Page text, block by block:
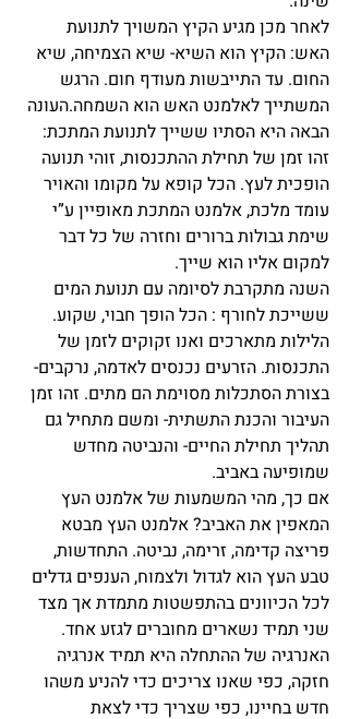
לאחר מכן מגיע הקיץ המשויך לתנועת
האש: הקיץ הוא השיא- שיא הצמיחה, שיא
החום. עד התייבשות מעודף חום. הרגש
המשתייך לאלמנט האש הוא השמחה.העונה
הבאה היא הסתיו ששייך לתנועת המתכת:
זהו זמן של תחילת ההתכנסות, זוהי תנועה
הופכית לעץ. הכל קופא על מקומו והאויר
עומד מלכת, אלמנט המתכת מאופיין ע”י
שימת גבולות ברורים וחזרה של כל דבר
למקום אליו הוא שייך.
השנה מתקרבת לסיומה עם תנועת המים
ששייכת לחורף : הכל הופך חבוי, שקוע.
הלילות מתארכים ואנו זקוקים לזמן של
התכנסות. הזרעים נכנסים לאדמה, נרקבים-
בצורת הסתכלות מסוימת הם מתים. זהו זמן
העיבור והכנת התשתית- ומשם מתחיל גם
תהליך תחילת החיים- והנביטה מחדש
שמופיעה באביב.
אם כך, מהי המשמעות של אלמנט העץ
המאפין את האביב? אלמנט העץ מבטא
פריצה קדימה, זרימה, נביטה. התחדשות,
טבע העץ הוא לגדול ולצמוח, הענפים גדלים
לכל הכיוונים בהתפשטות מתמדת אך מצד
שני תמיד נשארים מחוברים לגזע אחד.
האנרגיה של ההתחלה היא תמיד אנרגיה
חזקה, כפי שאנו צריכים כדי להניע משהו
חדש בחיינו, כפי שצריך כדי לצאת